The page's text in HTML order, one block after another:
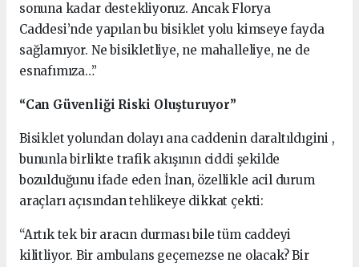
sonuna kadar destekliyoruz. Ancak Florya
Caddesi’nde yapılan bu bisiklet yolu kimseye fayda
sağlamıyor. Ne bisikletliye, ne mahalleliye, ne de
esnafımıza…”
“Can Güvenliği Riski Oluşturuyor”
Bisiklet yolundan dolayı ana caddenin daraltıldıgini ,
bununla birlikte trafik akışının ciddi şekilde
bozulduğunu ifade eden İnan, özellikle acil durum
araçları açısından tehlikeye dikkat çekti:
“Artık tek bir aracın durması bile tüm caddeyi
kilitliyor. Bir ambulans geçemezse ne olacak? Bir